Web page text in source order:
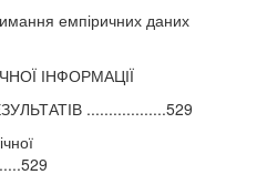
емпіричних даних
ІНФОРМАЦІЇ
..................529